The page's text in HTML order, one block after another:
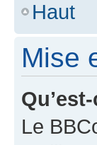
Haut
Mise
Le